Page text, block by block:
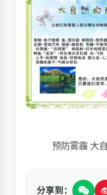
预防雾霾 大
分享到：